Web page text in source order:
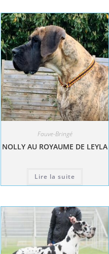
Fauve-Bringé
NOLLY AU ROYAUME DE LEYLA
Lire la suite